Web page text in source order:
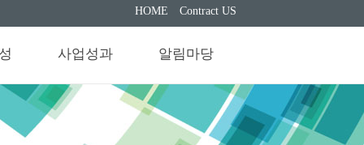
HOME Contract US
및
사업성과
논문
알림마당
공지사항
행사안내